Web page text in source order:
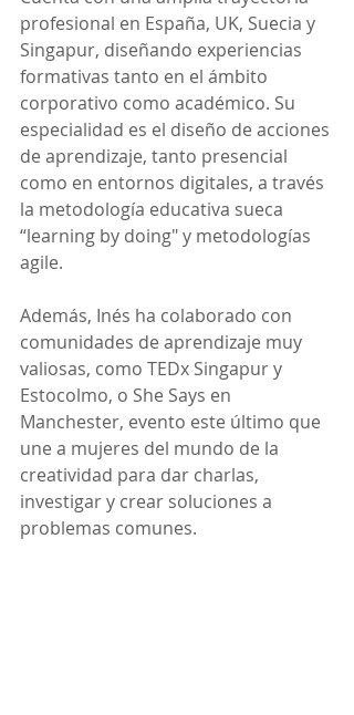
profesional en España, UK, Suecia y
Singapur, diseñando experiencias
formativas tanto en el ámbito
corporativo como académico. Su
especialidad es el diseño de acciones
de aprendizaje, tanto presencial
como en entornos digitales, a través
la metodología educativa sueca
“learning by doing" y metodologías
agile.
Además, Inés ha colaborado con
comunidades de aprendizaje muy
valiosas, como TEDx Singapur y
Estocolmo, o She Says en
Manchester, evento este último que
une a mujeres del mundo de la
creatividad para dar charlas,
investigar y crear soluciones a
problemas comunes.